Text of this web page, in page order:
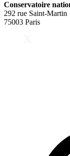
Conservatoire
292 rue Saint-Martin
75003 Paris